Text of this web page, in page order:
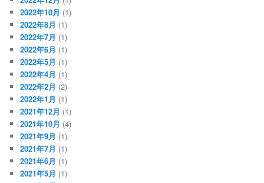
2022年10月 (1)
2022年8月 (1)
2022年7月 (1)
2022年6月 (1)
2022年5月 (1)
2022年4月 (1)
2022年2月 (2)
2022年1月 (1)
2021年12月 (1)
2021年10月 (4)
2021年9月 (1)
2021年7月 (1)
2021年6月 (1)
2021年5月 (1)